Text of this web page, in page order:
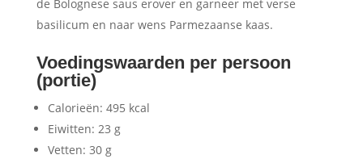
de Bolognese saus erover en garneer met verse
basilicum en naar wens Parmezaanse kaas.
Voedingswaarden per persoon
(portie)
Calorieën: 495 kcal
Eiwitten: 23 g
Vetten: 30 g